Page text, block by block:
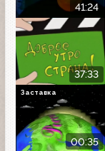
41:24
37:33
00:35
Заставка